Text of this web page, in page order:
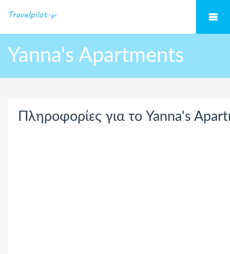
Yanna's Apartments
Πληροφορίες για το Yanna's